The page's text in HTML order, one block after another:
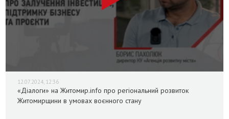
12.07.2024, 12:36
«Діалоги» на Житомир.info про регіональний розвиток
Житомирщини в умовах воєнного стану